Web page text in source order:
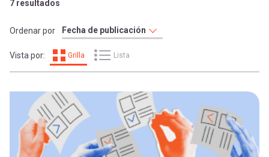
a
mi
cuenta
Expand
[Educarchile
Mobile]
Inicia
sesión
de
ayuda
a
la
7 resultados
Ordenar por
Vista por: Grilla Lista